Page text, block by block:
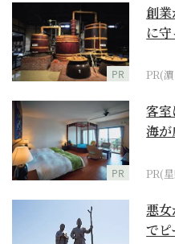
PR
創
に
PR(
PR
客
海
PR(
悪女
で